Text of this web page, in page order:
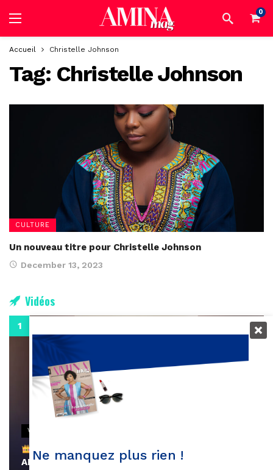
0
Accueil Christelle Johnson
Tag: Christelle Johnson
CULTURE
Un nouveau titre pour Christelle Johnson
December 13, 2023
Vidéos
VIDEOS
Remerciements à Ayden pour son message sur
AMINA, le Magazine de la Femme
Ne manquez plus rien !